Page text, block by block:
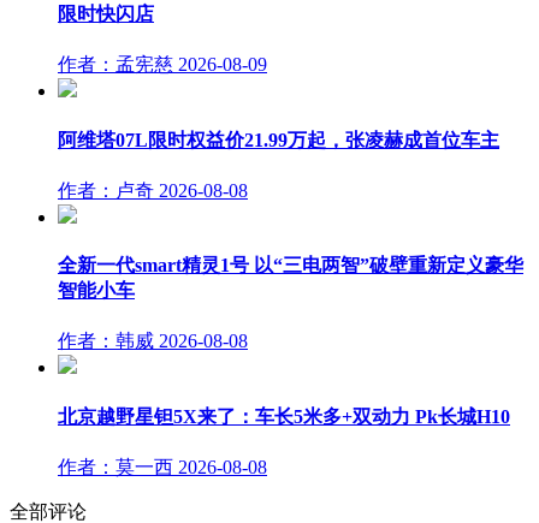
限时快闪店
作者：孟宪慈 2026-08-09
阿维塔07L限时权益价21.99万起，张凌赫成首位车主
作者：卢奇 2026-08-08
全新一代smart精灵1号 以“三电两智”破壁重新定义豪华
智能小车
作者：韩威 2026-08-08
北京越野星钽5X来了：车长5米多+双动力 Pk长城H10
作者：莫一西 2026-08-08
全部评论